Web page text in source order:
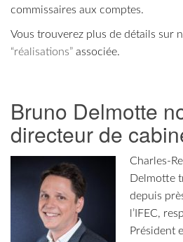
commissaires aux comptes.
Vous trouverez plus de détails sur
“réalisations” associée.
Bruno Delmotte
directeur de
Delmotte
depuis
l’IFEC,
Président